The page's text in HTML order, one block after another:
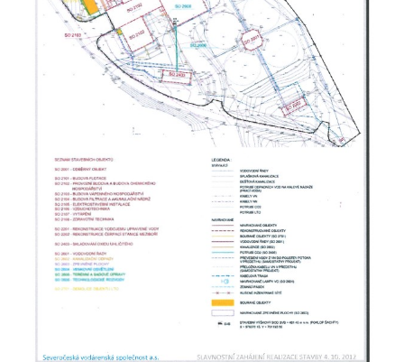
Frýdlantu
Bývalý špitál čp. 176 ve Frýdlantu
Dům ev.č. 89 v Benešově ulici ve Sloupu v
Dům čp. 79 v Mlýnské ulici ve Sloupu v
Dům čp. 134 v Mlýnské ulici ve Sloupu v
Čechách
Dům čp. 101 v ulici Ke Hradu ve Sloupu v
Čechách
Dům čp. 102 v Potoční ulici ve Sloupu v
Dům čp. 109 v ulici Ke Hradu ve Sloupu v
Čechách